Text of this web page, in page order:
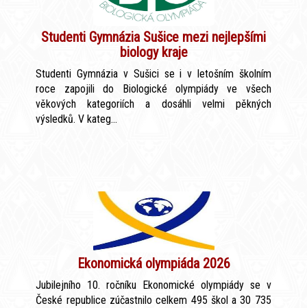
Studenti Gymnázia Sušice mezi nejlepšími
biology kraje
Studenti Gymnázia v Sušici se i v letošním školním
roce zapojili do Biologické olympiády ve všech
věkových kategoriích a dosáhli velmi pěkných
výsledků. V kateg...
Ekonomická olympiáda 2026
Jubilejního 10. ročníku Ekonomické olympiády se v
České republice zúčastnilo celkem 495 škol a 30 735